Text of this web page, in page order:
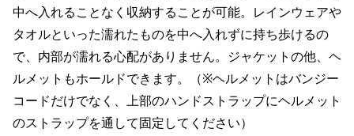
中へ入れることなく収納することが可能。レインウェアや
タオルといった濡れたものを中へ入れずに持ち歩けるの
で、内部が濡れる心配がありません。ジャケットの他、ヘ
ルメットもホールドできます。（※ヘルメットはバンジー
コードだけでなく、上部のハンドストラップにヘルメット
のストラップを通して固定してください）